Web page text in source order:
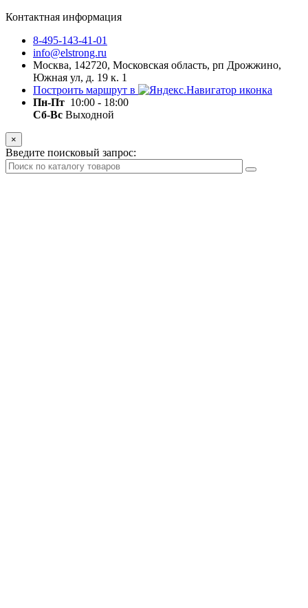
Контактная информация
8-495-143-41-01
info@elstrong.ru
Москва, 142720, Московская область, рп Дрожжино,
Южная ул, д. 19 к. 1
Построить маршрут в
Пн-Пт 10:00 - 18:00
Сб-Вс Выходной
×
Введите поисковый запрос: